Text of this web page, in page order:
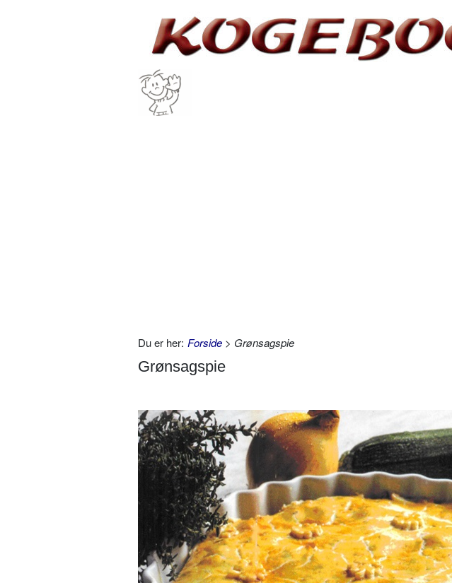
Du er her: Forside > Grønsagspie
Grønsagspie